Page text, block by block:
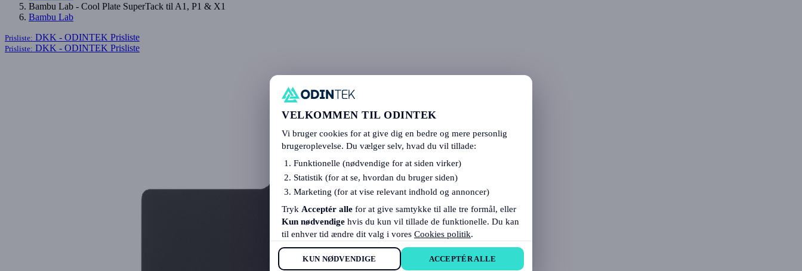
Bambu Lab - Cool Plate SuperTack til A1, P1 & X1
Bambu Lab
Prisliste: DKK - ODINTEK Prisliste
Prisliste: DKK - ODINTEK Prisliste
VELKOMMEN TIL ODINTEK
Vi bruger cookies for at give dig en bedre og mere personlig
brugeroplevelse. Du vælger selv, hvad du vil tillade:
Funktionelle (nødvendige for at siden virker)
Statistik (for at se, hvordan du bruger siden)
Marketing (for at vise relevant indhold og annoncer)
Tryk Acceptér alle for at give samtykke til alle tre formål, eller
Kun nødvendige hvis du kun vil tillade de funktionelle. Du kan
til enhver tid ændre dit valg i vores Cookies politik.
KUN NØDVENDIGE ACCEPTÉR ALLE